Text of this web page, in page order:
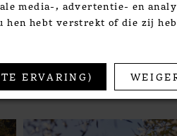
media-, advertentie- en
hen hebt verstrekt of die zij
ERVARING)